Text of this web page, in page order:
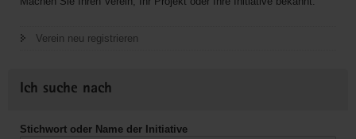
Verein neu registrieren
Ich suche nach
Stichwort oder Name der Initiative